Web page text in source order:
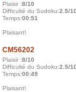
Plaisir :8/10
Difficulté du Sudoku:2.5/10
Temps:00:51
Plaisant!
CM56202
Plaisir :8/10
Difficulté du Sudoku:2.5/10
Temps:00:49
Plaisant!